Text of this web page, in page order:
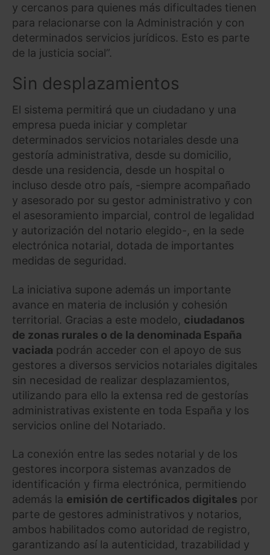
y cercanos para quienes más dificultades tienen
para relacionarse con la Administración y con
determinados servicios jurídicos. Esto es parte
de la justicia social”.
Sin desplazamientos
El sistema permitirá que un ciudadano y una
empresa pueda iniciar y completar
determinados servicios notariales desde una
gestoría administrativa, desde su domicilio,
desde una residencia, desde un hospital o
incluso desde otro país, -siempre acompañado
y asesorado por su gestor administrativo y con
el asesoramiento imparcial, control de legalidad
y autorización del notario elegido-, en la sede
electrónica notarial, dotada de importantes
medidas de seguridad.
La iniciativa supone además un importante
avance en materia de inclusión y cohesión
territorial. Gracias a este modelo, ciudadanos
de zonas rurales o de la denominada España
vaciada podrán acceder con el apoyo de sus
gestores a diversos servicios notariales digitales
sin necesidad de realizar desplazamientos,
utilizando para ello la extensa red de gestorías
administrativas existente en toda España y los
servicios online del Notariado.
La conexión entre las sedes notarial y de los
gestores incorpora sistemas avanzados de
identificación y firma electrónica, permitiendo
además la emisión de certificados digitales por
parte de gestores administrativos y notarios,
ambos habilitados como autoridad de registro,
garantizando así la autenticidad, trazabilidad y